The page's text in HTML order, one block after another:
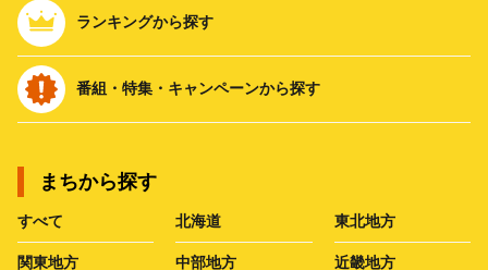
ランキングから探す
番組・特集・キャンペーンから探す
まちから探す
すべて 北海道 東北地方
関東地方 中部地方 近畿地方